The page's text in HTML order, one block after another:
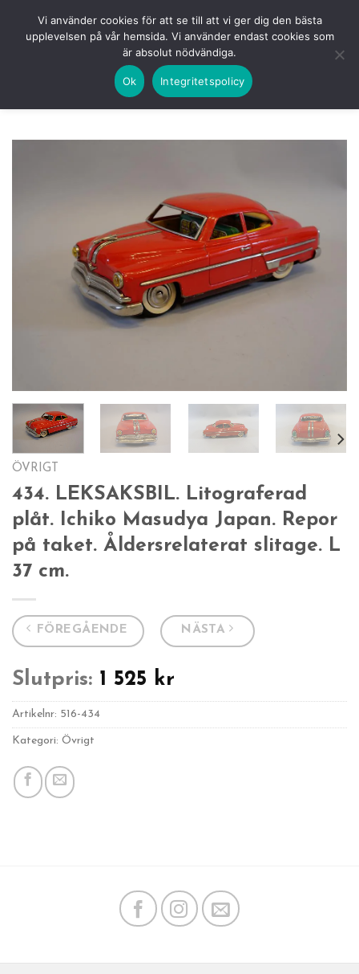
KOMMANDE LOGGA IN
ÖVRIGT
434. LEKSAKSBIL. Litograferad
plåt. Ichiko Masudya Japan. Repor
på taket. Åldersrelaterat slitage. L
37 cm.
FÖREGÅENDE NÄSTA
Slutpris: 1 525 kr
Artikelnr: 516-434
Kategori: Övrigt
Vi använder cookies för att se till att vi ger dig den bästa
upplevelsen på vår hemsida. Vi använder endast cookies som
är absolut nödvändiga.
Ok Integritetspolicy